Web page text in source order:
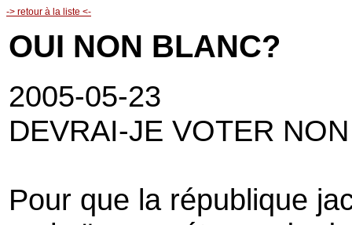
-> retour à la liste <-
OUI NON BLANC?
2005-05-23
DEVRAI-JE VOTER
Pour que la république